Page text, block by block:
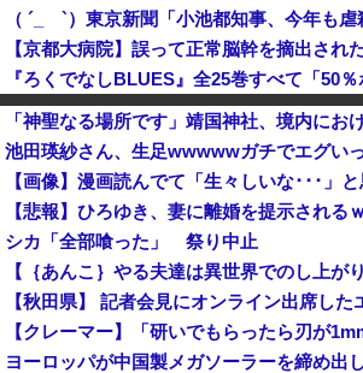
1944年7月、グアム島に上陸作戦を展開す
池田瑛紗さん、生足wwwwwガチでエグい
【画像】漫画読んでて「生々しいな･･･」
シカ「全部喰った」 祭り中止
ヨーロッパが中国製メガソーラーを締め出